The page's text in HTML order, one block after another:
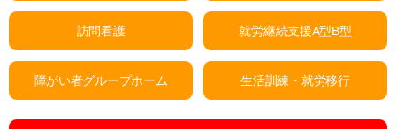
訪問看護 就労継続支援A型B型
障がい者グループホーム 生活訓練・就労移行